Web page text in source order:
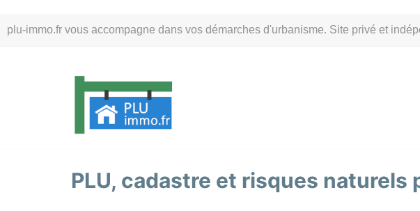
plu-immo.fr vous accompagne dans vos démarches d'urbanisme. Site privé et
au
PLU, cadastre et risques naturels